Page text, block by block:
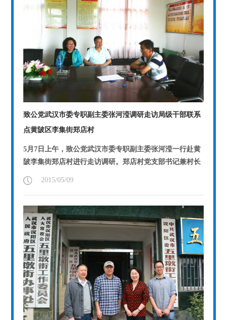
致公党武汉市委专职副主委张河滢调研走访局级干部联系
点黄陂区李集街郑店村
5月7日上午，致公党武汉市委专职副主委张河滢一行赴黄
陂李集街郑店村进行走访调研。郑店村党支部书记兼村长
刘元生热情接待了张主委一行。
2015/05/09